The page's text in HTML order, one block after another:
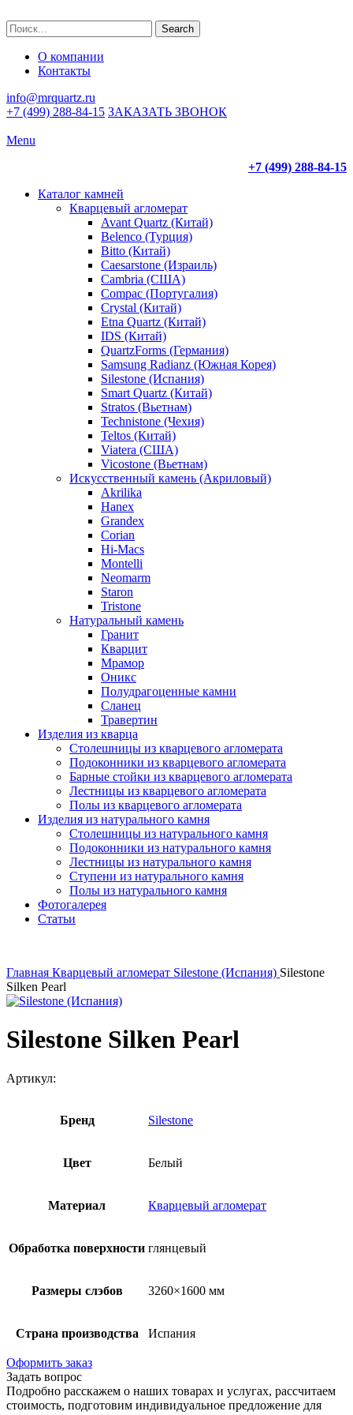
Search
О компании
Контакты
info@mrquartz.ru
+7 (499) 288-84-15 ЗАКАЗАТЬ ЗВОНОК
Menu
+7 (499) 288-84-15
Каталог камней
Кварцевый агломерат
Avant Quartz (Китай)
Belenco (Турция)
Bitto (Китай)
Caesarstone (Израиль)
Cambria (США)
Compac (Португалия)
Crystal (Китай)
Etna Quartz (Китай)
IDS (Китай)
QuartzForms (Германия)
Samsung Radianz (Южная Корея)
Silestone (Испания)
Smart Quartz (Китай)
Stratos (Вьетнам)
Technistone (Чехия)
Teltos (Китай)
Viatera (США)
Vicostone (Вьетнам)
Искусственный камень (Акриловый)
Akrilika
Hanex
Grandex
Corian
Hi-Macs
Montelli
Neomarm
Staron
Tristone
Натуральный камень
Гранит
Кварцит
Мрамор
Оникс
Полудрагоценные камни
Сланец
Травертин
Изделия из кварца
Столешницы из кварцевого агломерата
Подоконники из кварцевого агломерата
Барные стойки из кварцевого агломерата
Лестницы из кварцевого агломерата
Полы из кварцевого агломерата
Изделия из натурального камня
Столешницы из натурального камня
Подоконники из натурального камня
Лестницы из натурального камня
Ступени из натурального камня
Полы из натурального камня
Фотогалерея
Статьи
Главная Кварцевый агломерат Silestone (Испания) Silestone
Silken Pearl
Silestone Silken Pearl
Артикул:
Бренд Silestone
Цвет Белый
Материал Кварцевый агломерат
Обработка поверхности глянцевый
Размеры слэбов 3260×1600 мм
Страна производства Испания
Оформить заказ
Задать вопрос
Подробно расскажем о наших товарах и услугах, рассчитаем
стоимость, подготовим индивидуальное предложение для